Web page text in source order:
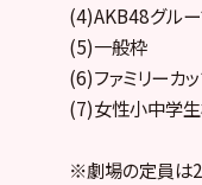
(4)AKB48グル
(5)一般枠
(6)ファミリーカ
(7)女性小中学
※劇場の定員は